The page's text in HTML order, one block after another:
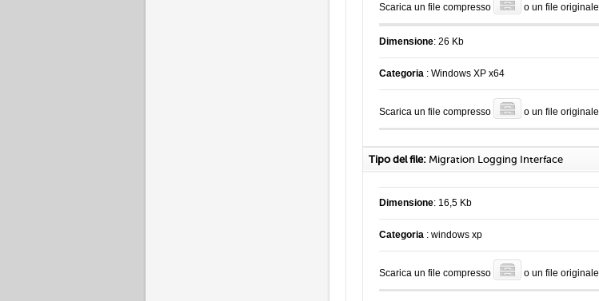
Scarica un file compresso o un file originale
Dimensione: 26 Kb
Categoria : Windows XP x64
Scarica un file compresso o un file originale
Tipo del file: Migration Logging Interface
Dimensione: 16,5 Kb
Categoria : windows xp
Scarica un file compresso o un file originale